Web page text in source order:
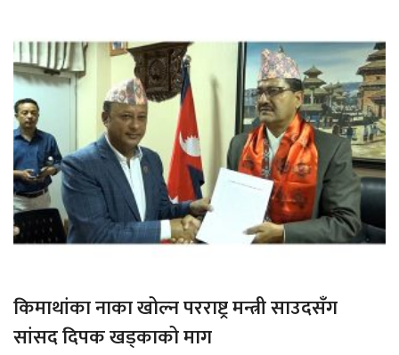
किमाथांका नाका खोल्न परराष्ट्र मन्त्री साउदसँग
सांसद दिपक खड्काको माग